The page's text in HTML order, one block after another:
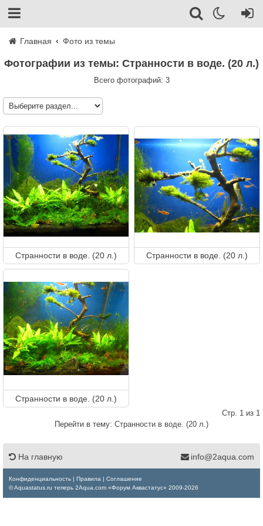
Главная Фото из темы
Фотографии из темы: Странности в воде. (20 л.)
Всего фотографий: 3
Странности в воде. (20 л.) Странности в воде. (20 л.)
Странности в воде. (20 л.)
Стр. 1 из 1
Перейти в тему: Странности в воде. (20 л.)
На главную info@2aqua.com
Конфиденциальность | Правила | Соглашение
© Aquastatus.ru теперь 2Aqua.com «Форум Аквастатус» 2009-2026